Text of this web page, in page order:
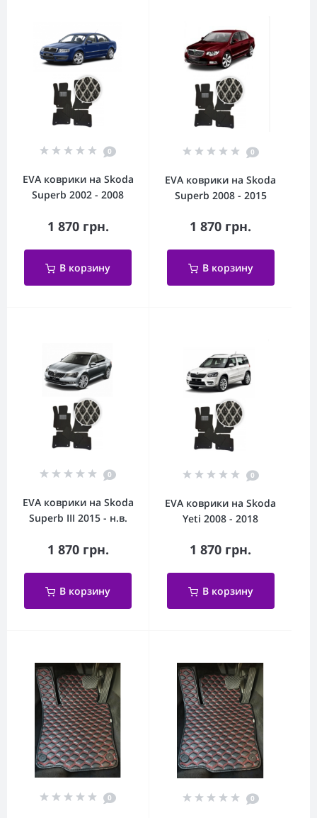
0
EVA коврики на Skoda
Superb 2002 - 2008
1 870 грн.
В корзину
0
EVA коврики на Skoda
Superb 2008 - 2015
1 870 грн.
В корзину
0
EVA коврики на Skoda
Superb III 2015 - н.в.
1 870 грн.
В корзину
0
EVA коврики на Skoda
Yeti 2008 - 2018
1 870 грн.
В корзину
0 0